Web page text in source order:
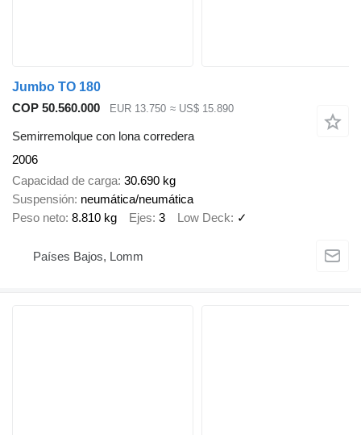
Jumbo TO 180
COP 50.560.000
EUR 13.750 ≈ US$ 15.890
Semirremolque con lona corredera
2006
Capacidad de carga 30.690 kg
Suspensión neumática/neumática
Peso neto 8.810 kg Ejes 3 Low Deck ✓
Países Bajos, Lomm